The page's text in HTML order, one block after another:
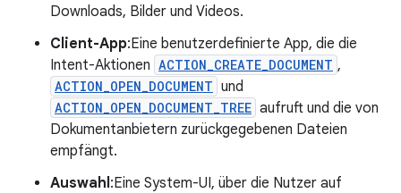
Downloads, Bilder und Videos.
Client-App:Eine benutzerdefinierte App, die die
Intent-Aktionen ACTION_CREATE_DOCUMENT ,
ACTION_OPEN_DOCUMENT und
ACTION_OPEN_DOCUMENT_TREE aufruft und die von
Dokumentanbietern zurückgegebenen Dateien
empfängt.
Auswahl:Eine System-UI, über die Nutzer auf